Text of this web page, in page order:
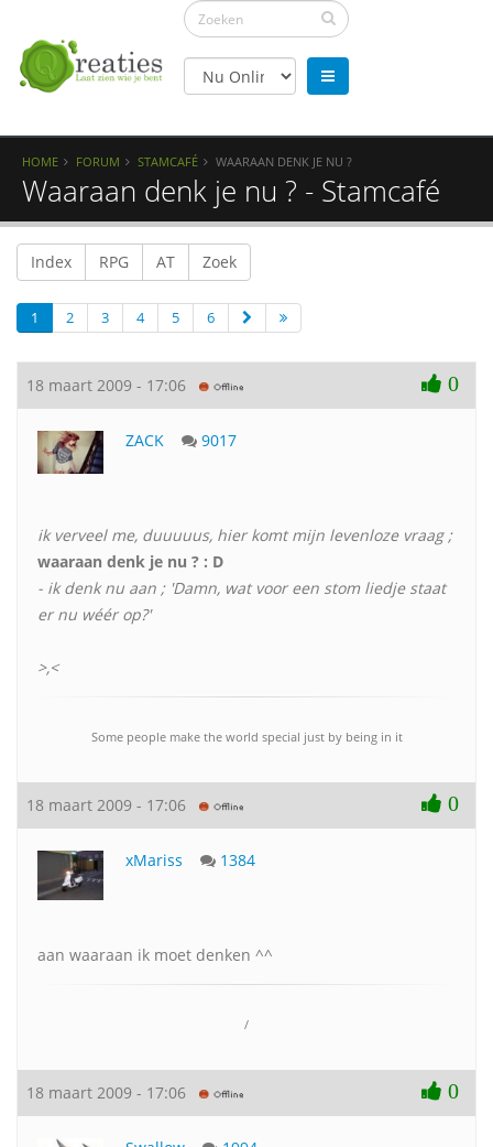
HOME FORUM STAMCAFÉ WAARAAN DENK JE NU ?
Waaraan denk je nu ? - Stamcafé
Index RPG AT Zoek
1 2 3 4 5 6
18 maart 2009 - 17:06 0
ZACK 9017
ik verveel me, duuuuus, hier komt mijn levenloze vraag ;
waaraan denk je nu ? : D
- ik denk nu aan ; 'Damn, wat voor een stom liedje staat
er nu wéér op?'
>,<
Some people make the world special just by being in it
18 maart 2009 - 17:06 0
xMariss 1384
aan waaraan ik moet denken ^^
/
18 maart 2009 - 17:06 0